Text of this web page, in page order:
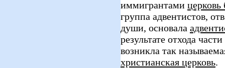
иммигрантами церковь
группа адвентистов,
души, основала
результате отхода
возникла так
христианская церковь.